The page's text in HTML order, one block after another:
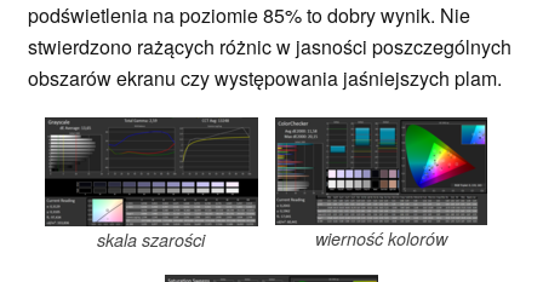
podświetlenia na poziomie 85% to dobry wynik. Nie
stwierdzono rażących różnic w jasności poszczególnych
obszarów ekranu czy występowania jaśniejszych plam.
skala szarości wierność kolorów